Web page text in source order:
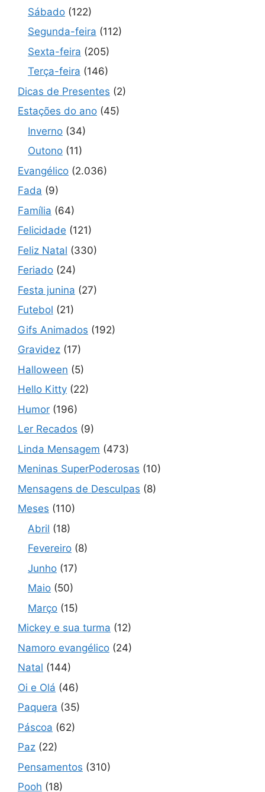
Sábado (122)
Segunda-feira (112)
Sexta-feira (205)
Terça-feira (146)
Dicas de Presentes (2)
Estações do ano (45)
Inverno (34)
Outono (11)
Evangélico (2.036)
Fada (9)
Família (64)
Felicidade (121)
Feliz Natal (330)
Feriado (24)
Festa junina (27)
Futebol (21)
Gifs Animados (192)
Gravidez (17)
Halloween (5)
Hello Kitty (22)
Humor (196)
Ler Recados (9)
Linda Mensagem (473)
Meninas SuperPoderosas (10)
Mensagens de Desculpas (8)
Meses (110)
Abril (18)
Fevereiro (8)
Junho (17)
Maio (50)
Março (15)
Mickey e sua turma (12)
Namoro evangélico (24)
Natal (144)
Oi e Olá (46)
Paquera (35)
Páscoa (62)
Paz (22)
Pensamentos (310)
Pooh (18)